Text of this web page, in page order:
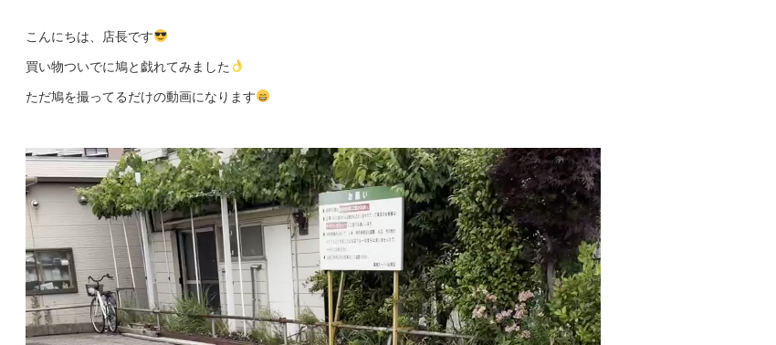
こんにちは、店長です
買い物ついでに鳩と戯れてみました
ただ鳩を撮ってるだけの動画になります
動
プ
レ
ー
ヤ
ー